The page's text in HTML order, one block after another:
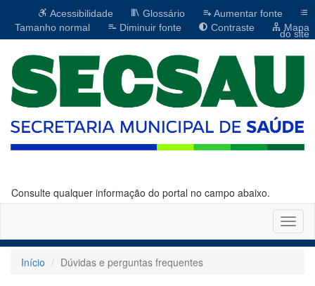
Acessibilidade Glossário
Aumentar fonte
Tamanho normal
Diminuir fonte Contraste Mapa
do site
Consulte qualquer informação do portal no campo abaixo.
Início
Dúvidas e perguntas frequentes